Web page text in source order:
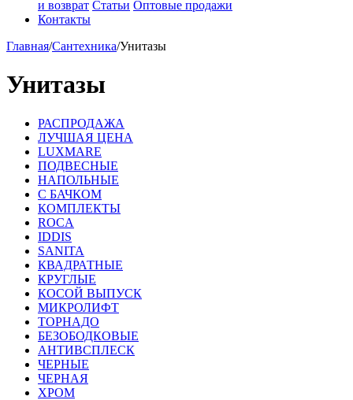
и возврат Статьи Оптовые продажи
Контакты
Главная/Сантехника/Унитазы
Унитазы
РАСПРОДАЖА
ЛУЧШАЯ ЦЕНА
LUXMARE
ПОДВЕСНЫЕ
НАПОЛЬНЫЕ
С БАЧКОМ
КОМПЛЕКТЫ
ROCA
IDDIS
SANITA
КВАДРАТНЫЕ
КРУГЛЫЕ
КОСОЙ ВЫПУСК
МИКРОЛИФТ
ТОРНАДО
БЕЗОБОДКОВЫЕ
АНТИВСПЛЕСК
ЧЕРНЫЕ
ЧЕРНАЯ
ХРОМ